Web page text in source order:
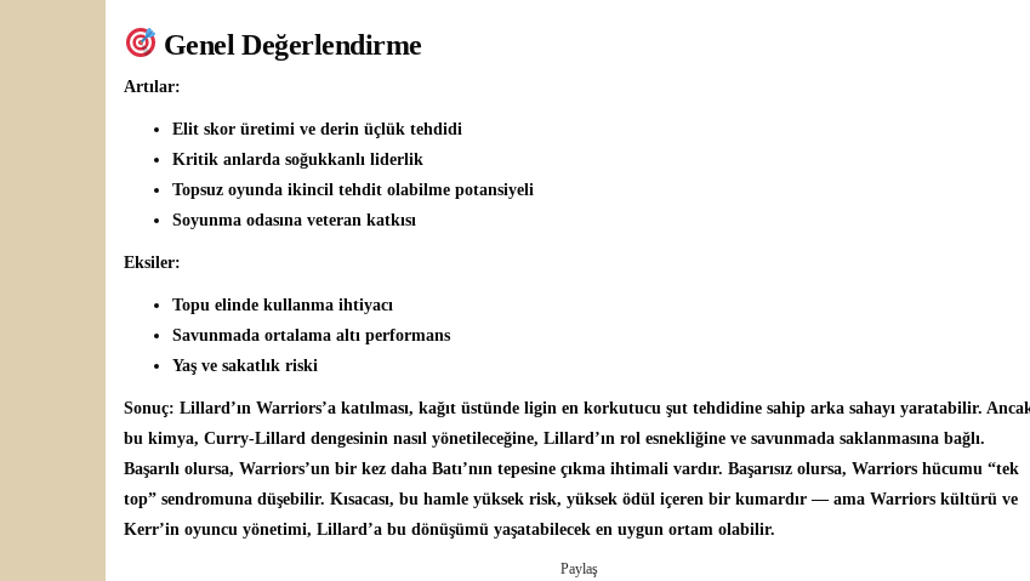
Genel Değerlendirme
Artılar:
Elit skor üretimi ve derin üçlük tehdidi
Kritik anlarda soğukkanlı liderlik
Topsuz oyunda ikincil tehdit olabilme potansiyeli
Soyunma odasına veteran katkısı
Eksiler:
Topu elinde kullanma ihtiyacı
Savunmada ortalama altı performans
Yaş ve sakatlık riski
Sonuç: Lillard’ın Warriors’a katılması, kağıt üstünde ligin en korkutucu şut tehdidine sahip arka sahayı yaratabilir.
bu kimya, Curry-Lillard dengesinin nasıl yönetileceğine, Lillard’ın rol esnekliğine ve savunmada saklanmasına bağlı.
Başarılı olursa, Warriors’un bir kez daha Batı’nın tepesine çıkma ihtimali vardır. Başarısız olursa, Warriors hücumu “tek
top” sendromuna düşebilir. Kısacası, bu hamle yüksek risk, yüksek ödül içeren bir kumardır — ama Warriors kültürü ve
Kerr’in oyuncu yönetimi, Lillard’a bu dönüşümü yaşatabilecek en uygun ortam olabilir.
Paylaş